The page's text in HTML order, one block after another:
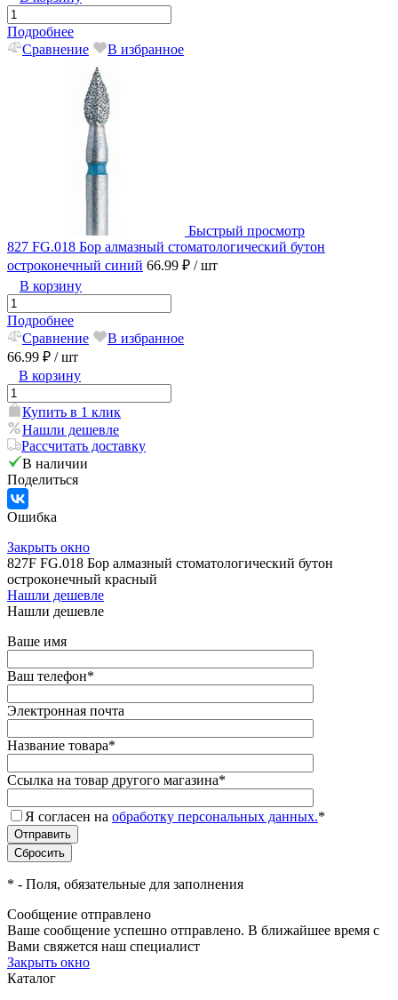
Подробнее
Сравнение
В избранное
Быстрый просмотр
827 FG.018 Бор алмазный стоматологический бутон
остроконечный синий 66.99 ₽ / шт
В корзину
Подробнее
Сравнение
В избранное
66.99 ₽ / шт
В корзину
Купить в 1 клик
Нашли дешевле
Рассчитать доставку
В наличии
Поделиться
Ошибка
Закрыть окно
827F FG.018 Бор алмазный стоматологический бутон
остроконечный красный
Нашли дешевле
Нашли дешевле
Ваше имя
Ваш телефон*
Электронная почта
Название товара*
Ссылка на товар другого магазина*
Я согласен на обработку персональных данных.*
* - Поля, обязательные для заполнения
Сообщение отправлено
Ваше сообщение успешно отправлено. В ближайшее время с
Вами свяжется наш специалист
Закрыть окно
Каталог